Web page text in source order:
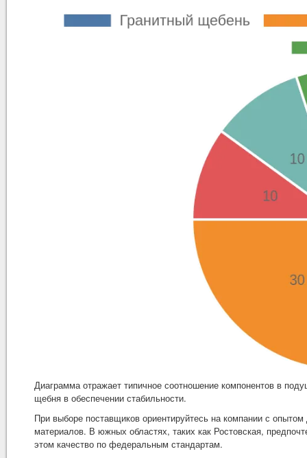
Диаграмма отражает типичное соотношение компонентов в
щебня в обеспечении стабильности.
При выборе поставщиков ориентируйтесь на компании с
материалов. В южных областях, таких как Ростовская,
этом качество по федеральным стандартам.